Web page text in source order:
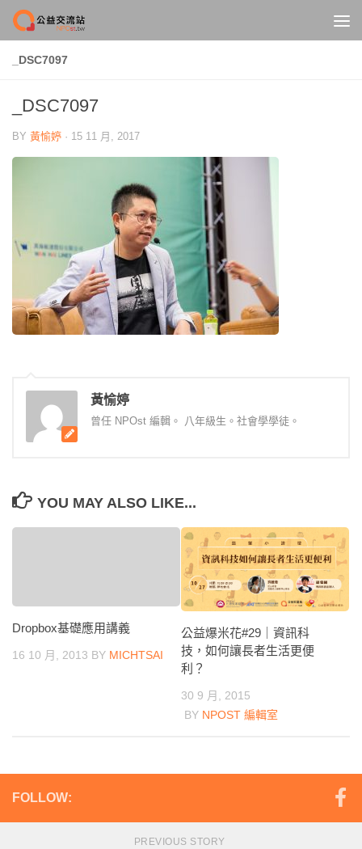
Skip to content
_DSC7097
_DSC7097
BY 黃愉婷 · 15 11 月, 2017
黃愉婷
曾任 NPOst 編輯。 八年級生。社會學學徒。
YOU MAY ALSO LIKE...
Dropbox基礎應用講義
16 10 月, 2013 BY MICHTSAI
公益爆米花#29｜資訊科
技，如何讓長者生活更便
利？
30 9 月, 2015
BY NPOST 編輯室
FOLLOW:
PREVIOUS STORY